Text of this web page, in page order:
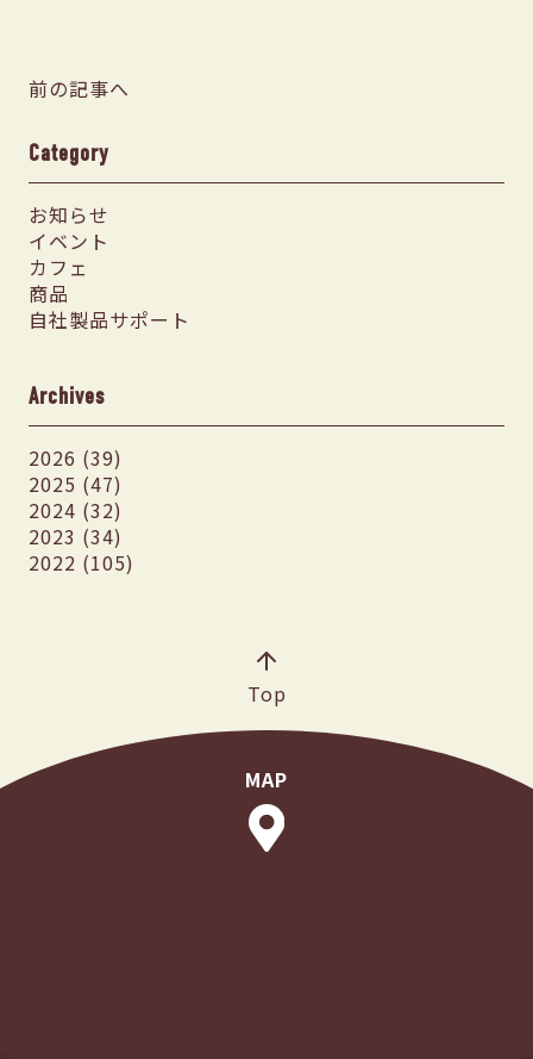
前の記事へ
Category
お知らせ
イベント
カフェ
商品
自社製品サポート
Archives
2026 (39)
2025 (47)
2024 (32)
2023 (34)
2022 (105)
Top
MAP